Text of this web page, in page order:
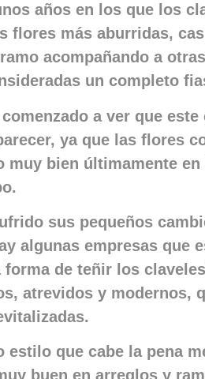
años en los que los
flores más aburridas,
acompañando a
un completo
a ver que
ya que las flores
muy bien últimamente
sus pequeños
algunas empresas que
de teñir los
atrevidos y modernos,
estilo que cabe la pena
buen en arreglos y